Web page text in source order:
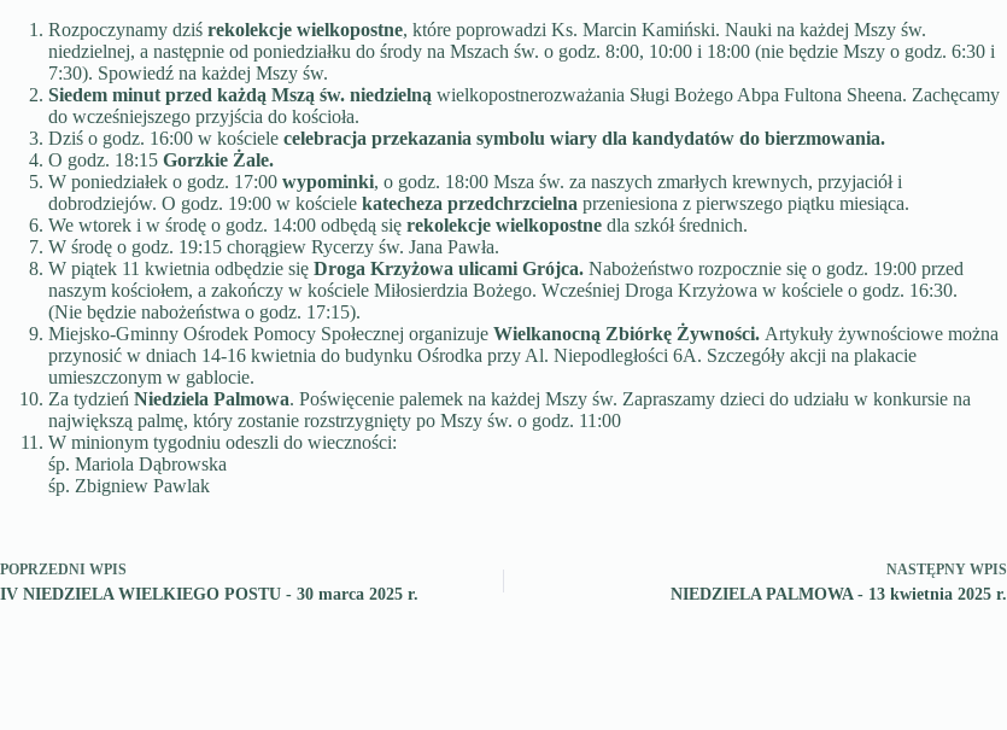
Rozpoczynamy dziś rekolekcje wielkopostne, które poprowadzi Ks. Marcin Kamiński. Nauki na każdej Mszy św.
niedzielnej, a następnie od poniedziałku do środy na Mszach św. o godz. 8:00, 10:00 i 18:00 (nie będzie Mszy o godz. 6:30 i
7:30). Spowiedź na każdej Mszy św.
Siedem minut przed każdą Mszą św. niedzielną wielkopostnerozważania Sługi Bożego Abpa Fultona Sheena. Zachęcamy
do wcześniejszego przyjścia do kościoła.
Dziś o godz. 16:00 w kościele celebracja przekazania symbolu wiary dla kandydatów do bierzmowania.
O godz. 18:15 Gorzkie Żale.
W poniedziałek o godz. 17:00 wypominki, o godz. 18:00 Msza św. za naszych zmarłych krewnych, przyjaciół i
dobrodziejów. O godz. 19:00 w kościele katecheza przedchrzcielna przeniesiona z pierwszego piątku miesiąca.
We wtorek i w środę o godz. 14:00 odbędą się rekolekcje wielkopostne dla szkół średnich.
W środę o godz. 19:15 chorągiew Rycerzy św. Jana Pawła.
W piątek 11 kwietnia odbędzie się Droga Krzyżowa ulicami Grójca. Nabożeństwo rozpocznie się o godz. 19:00 przed
naszym kościołem, a zakończy w kościele Miłosierdzia Bożego. Wcześniej Droga Krzyżowa w kościele o godz. 16:30.
(Nie będzie nabożeństwa o godz. 17:15).
Miejsko-Gminny Ośrodek Pomocy Społecznej organizuje Wielkanocną Zbiórkę Żywności. Artykuły żywnościowe można
przynosić w dniach 14-16 kwietnia do budynku Ośrodka przy Al. Niepodległości 6A. Szczegóły akcji na plakacie
umieszczonym w gablocie.
Za tydzień Niedziela Palmowa. Poświęcenie palemek na każdej Mszy św. Zapraszamy dzieci do udziału w konkursie na
największą palmę, który zostanie rozstrzygnięty po Mszy św. o godz. 11:00
W minionym tygodniu odeszli do wieczności:
śp. Mariola Dąbrowska
śp. Zbigniew Pawlak
POPRZEDNI WPIS
IV NIEDZIELA WIELKIEGO POSTU - 30 marca 2025 r.
NASTĘPNY WPIS
NIEDZIELA PALMOWA - 13 kwietnia 2025 r.